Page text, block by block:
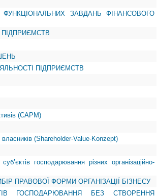
ЗАВДАНЬ ФІНАНСОВОГО
ПІДПРИЄМСТВ
ПІДПРИЄМСТВ
(САРМ)
власників (Shareholder-Value-Konzept)
господарювання різних організаційно-
ПРАВОВОЇ ФОРМИ ОРГАНІЗАЦІЇ БІЗНЕСУ
ГОСПОДАРЮВАННЯ БЕЗ СТВОРЕННЯ